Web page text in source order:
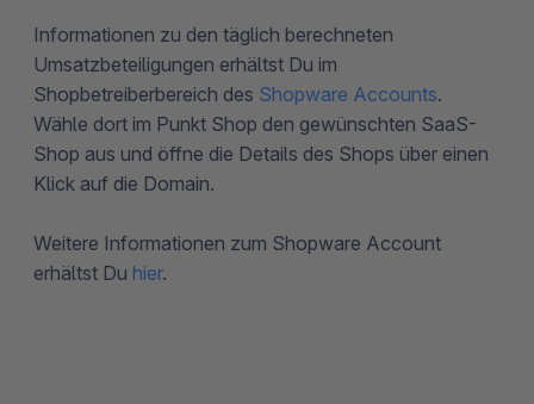
Informationen zu den täglich berechneten
Umsatzbeteiligungen erhältst Du im
Shopbetreiberbereich des Shopware Accounts.
Wähle dort im Punkt Shop den gewünschten SaaS-
Shop aus und öffne die Details des Shops über einen
Klick auf die Domain.
Weitere Informationen zum Shopware Account
erhältst Du hier.